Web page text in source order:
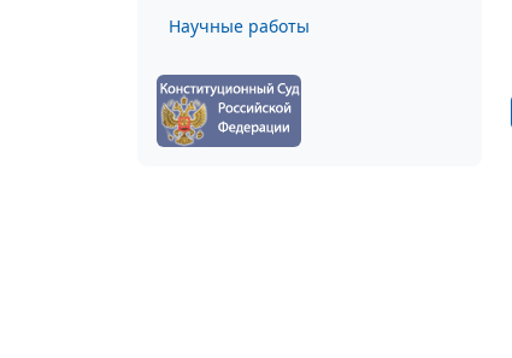
Научные работы